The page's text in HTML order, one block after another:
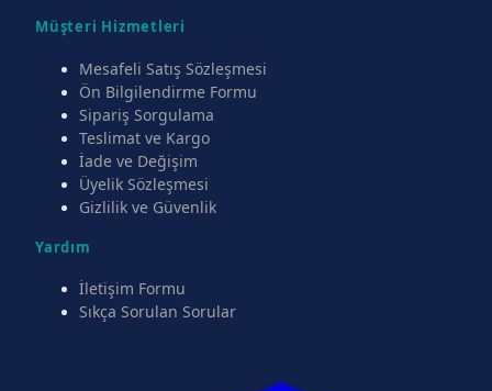
Müşteri Hizmetleri
Mesafeli Satış Sözleşmesi
Ön Bilgilendirme Formu
Sipariş Sorgulama
Teslimat ve Kargo
İade ve Değişim
Üyelik Sözleşmesi
Gizlilik ve Güvenlik
Yardım
İletişim Formu
Sıkça Sorulan Sorular